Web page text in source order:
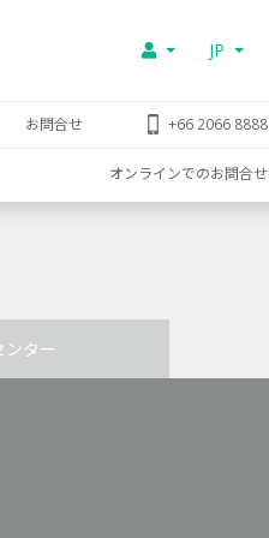
JP
お問合せ +66 2066 8888
オンラインでのお問合せ
ンター